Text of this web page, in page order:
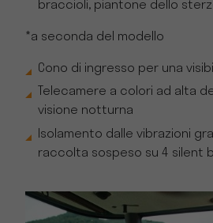
braccioli, piantone dello
*a seconda del modello
Cono di ingresso per una
Telecamere a colori ad alta
visione notturna
Isolamento dalle vibrazioni
raccolta sospeso su 4 silent